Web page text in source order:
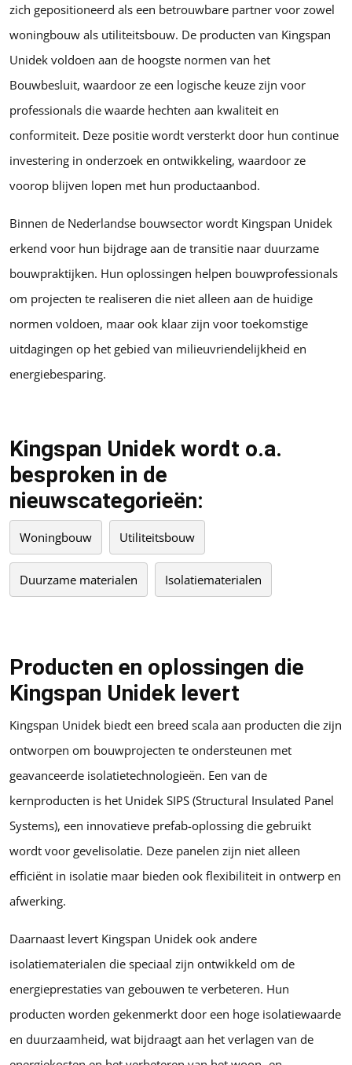
zich gepositioneerd als een betrouwbare partner voor zowel
woningbouw als utiliteitsbouw. De producten van Kingspan
Unidek voldoen aan de hoogste normen van het
Bouwbesluit, waardoor ze een logische keuze zijn voor
professionals die waarde hechten aan kwaliteit en
conformiteit. Deze positie wordt versterkt door hun continue
investering in onderzoek en ontwikkeling, waardoor ze
voorop blijven lopen met hun productaanbod.
Binnen de Nederlandse bouwsector wordt Kingspan Unidek
erkend voor hun bijdrage aan de transitie naar duurzame
bouwpraktijken. Hun oplossingen helpen bouwprofessionals
om projecten te realiseren die niet alleen aan de huidige
normen voldoen, maar ook klaar zijn voor toekomstige
uitdagingen op het gebied van milieuvriendelijkheid en
energiebesparing.
Kingspan Unidek wordt o.a.
besproken in de
nieuwscategorieën:
Woningbouw Utiliteitsbouw
Duurzame materialen Isolatiematerialen
Producten en oplossingen die
Kingspan Unidek levert
Kingspan Unidek biedt een breed scala aan producten die zijn
ontworpen om bouwprojecten te ondersteunen met
geavanceerde isolatietechnologieën. Een van de
kernproducten is het Unidek SIPS (Structural Insulated Panel
Systems), een innovatieve prefab-oplossing die gebruikt
wordt voor gevelisolatie. Deze panelen zijn niet alleen
efficiënt in isolatie maar bieden ook flexibiliteit in ontwerp en
afwerking.
Daarnaast levert Kingspan Unidek ook andere
isolatiematerialen die speciaal zijn ontwikkeld om de
energieprestaties van gebouwen te verbeteren. Hun
producten worden gekenmerkt door een hoge isolatiewaarde
en duurzaamheid, wat bijdraagt aan het verlagen van de